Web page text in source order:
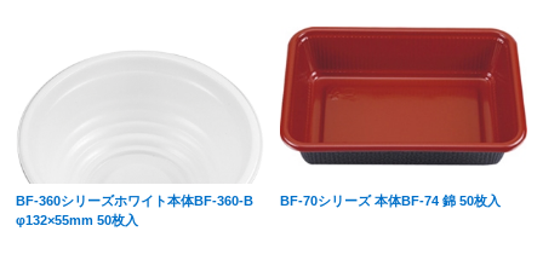
BF-360シリーズホワイト本体BF-360-B
φ132×55mm 50枚入
BF-70シリーズ 本体BF-74 錦 50枚入